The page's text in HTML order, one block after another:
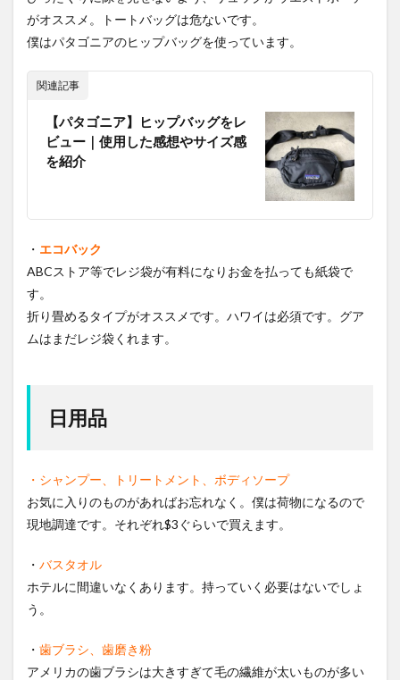
がオススメ。トートバッグは危ないです。
僕はパタゴニアのヒップバッグを使っています。
関連記事
【パタゴニア】ヒップバッグをレ
ビュー｜使用した感想やサイズ感
を紹介
・ エコバック
ABCストア等でレジ袋が有料になりお金を払っても紙袋で
す。
折り畳めるタイプがオススメです。ハワイは必須です。グア
ムはまだレジ袋くれます。
日用品
・シャンプー、トリートメント、ボディソープ
お気に入りのものがあればお忘れなく。僕は荷物になるので
現地調達です。それぞれ$3ぐらいで買えます。
・ バスタオル
ホテルに間違いなくあります。持っていく必要はないでしょ
う。
・ 歯ブラシ、歯磨き粉
アメリカの歯ブラシは大きすぎて毛の繊維が太いものが多い